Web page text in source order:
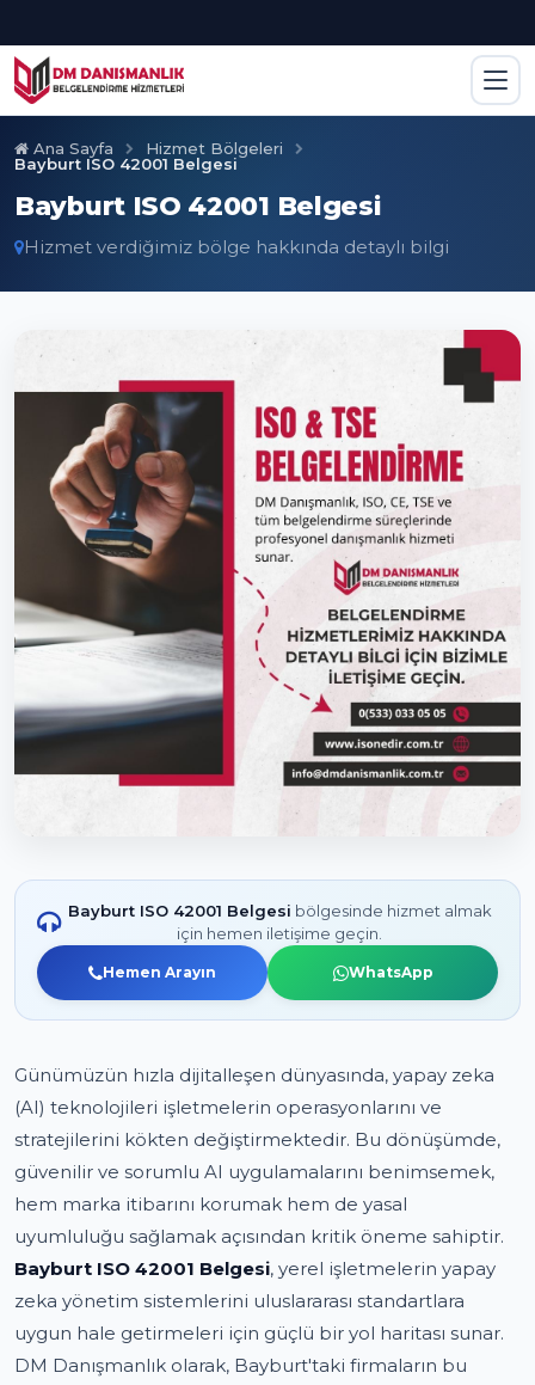
Ana Sayfa
Hizmet Bölgeleri
Bayburt ISO 42001 Belgesi
Bayburt ISO 42001 Belgesi
Hizmet verdiğimiz bölge hakkında detaylı bilgi
Bayburt ISO 42001 Belgesi bölgesinde hizmet almak
için hemen iletişime geçin.
Hemen Arayın WhatsApp
Günümüzün hızla dijitalleşen dünyasında, yapay zeka
(AI) teknolojileri işletmelerin operasyonlarını ve
stratejilerini kökten değiştirmektedir. Bu dönüşümde,
güvenilir ve sorumlu AI uygulamalarını benimsemek,
hem marka itibarını korumak hem de yasal
uyumluluğu sağlamak açısından kritik öneme sahiptir.
Bayburt ISO 42001 Belgesi, yerel işletmelerin yapay
zeka yönetim sistemlerini uluslararası standartlara
uygun hale getirmeleri için güçlü bir yol haritası sunar.
DM Danışmanlık olarak, Bayburt'taki firmaların bu